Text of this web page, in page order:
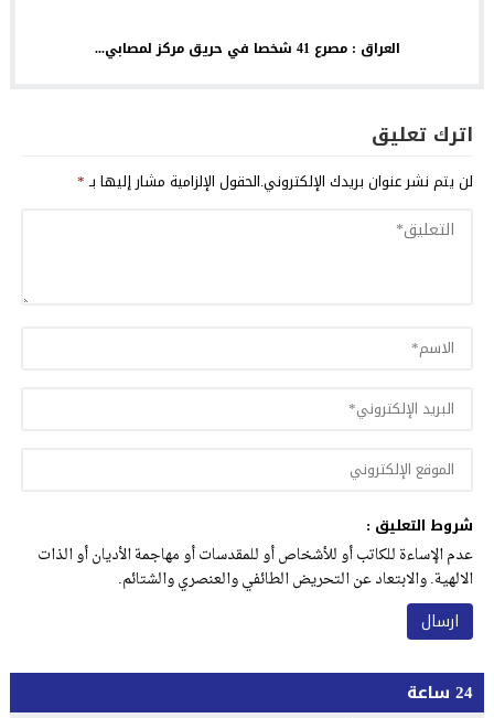
العراق : مصرع 41 شخصا في حريق مركز لمصابي...
اترك تعليق
لن يتم نشر عنوان بريدك الإلكتروني.الحقول الإلزامية مشار إليها بـ*
شروط التعليق :
عدم الإساءة للكاتب أو للأشخاص أو للمقدسات أو مهاجمة الأديان أو الذات
الالهية. والابتعاد عن التحريض الطائفي والعنصري والشتائم.
24 ساعة